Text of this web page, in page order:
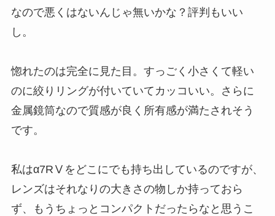
なので悪くはないんじゃ無いかな？評判もいい
し。
惚れたのは完全に見た目。すっごく小さくて軽い
のに絞りリングが付いていてカッコいい。さらに
金属鏡筒なので質感が良く所有感が満たされそう
です。
私はα7RⅤをどこにでも持ち出しているのですが、
レンズはそれなりの大きさの物しか持っておら
ず、もうちょっとコンパクトだったらなと思うこ